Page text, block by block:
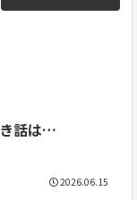
話は…
2026.06.15